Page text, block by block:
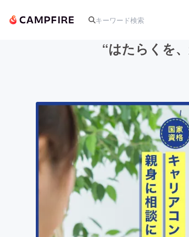
アート・写真
テクノロジー・ガジェット
映像・映画
ビジネス・起業
まちづくり・地域活性化
“はたらくを